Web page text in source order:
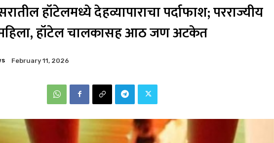
हॉटेलमध्ये देहव्यापाराचा पर्दाफाश; परराज्यीय
हॉटेल चालकासह आठ जण अटकेत
February 11, 2026